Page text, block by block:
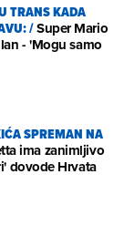
TRANS KADA
/Super Mario
- 'Mogu samo
SPREMAN NA
ima zanimljivo
dovode Hrvata